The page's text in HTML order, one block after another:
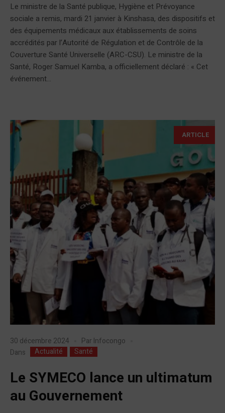
Le ministre de la Santé publique, Hygiène et Prévoyance
sociale a remis, mardi 21 janvier à Kinshasa, des dispositifs et
des équipements médicaux aux établissements de soins
accrédités par l’Autorité de Régulation et de Contrôle de la
Couverture Santé Universelle (ARC-CSU). Le ministre de la
Santé, Roger Samuel Kamba, a officiellement déclaré : « Cet
événement...
ARTICLE
30 décembre 2024 Par Infocongo
Dans
Actualité Santé
Le SYMECO lance un ultimatum
au Gouvernement